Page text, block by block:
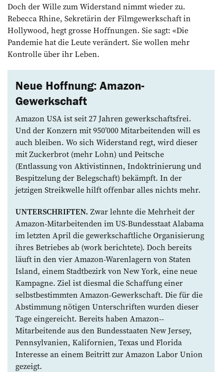
Doch der Wille zum Widerstand nimmt ­wieder zu.
Rebecca Rhine, Sekretärin der Film­gewerkschaft in
Hollywood, hegt grosse Hoffnungen. Sie sagt: «Die
Pandemie hat die Leute verändert. Sie wollen mehr
Kontrolle über ihr Leben.
Neue Hoffnung: Amazon-
Gewerkschaft
Amazon USA ist seit 27 Jahren gewerkschaftsfrei.
Und der Konzern mit 950’000 Mitarbeitenden will es
auch bleiben. Wo sich Widerstand regt, wird dieser
mit Zuckerbrot (mehr Lohn) und Peitsche
(Entlassung von Aktivistinnen, Indoktrinierung und
Bespitzelung der ­Belegschaft) bekämpft. In der
jetzigen Streik­welle hilft offenbar alles nichts mehr.
UNTERSCHRIFTEN. Zwar lehnte die Mehrheit der
Amazon-Mitarbeitenden im US-Bundesstaat ­Alabama
im letzten April die gewerkschaftliche Organisierung
ihres Betriebes ab (work berich­tete). Doch ­bereits
läuft in den vier Amazon-­Warenlagern von Staten
Island, einem Stadt­bezirk von New York, eine neue
Kampagne. Ziel ist diesmal die Schaffung einer
selbstbestimmten Amazon-­Gewerkschaft. Die für die
Abstimmung nötigen Unterschriften wurden dieser
Tage eingereicht. Bereits haben Amazon-­
Mitarbeitende aus den Bundesstaaten New ­Jersey,
Pennsylvanien, ­Kalifornien, Texas und Florida
Interesse an ­einem Beitritt zur Amazon Labor Union
­gezeigt.